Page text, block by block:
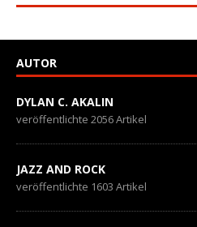
AUTOR
DYLAN C. AKALIN
veröffentlichte 2056 Artikel
JAZZ AND ROCK
veröffentlichte 1603 Artikel